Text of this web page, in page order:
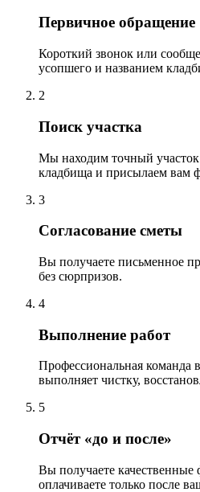
Первичное обращение
Короткий звонок или
усопшего и названием
2
Поиск участка
Мы находим точный
кладбища и присылаем вам
3
Согласование сметы
Вы получаете письменное
без сюрпризов.
4
Выполнение работ
Профессиональная команда
выполняет чистку,
5
Отчёт «до и после»
Вы получаете качественные
оплачиваете только после